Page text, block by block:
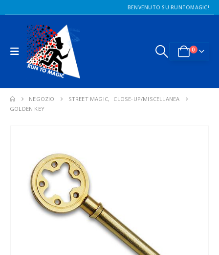
BENVENUTO SU RUNTOMAGIC!
0
NEGOZIO STREET MAGIC,
CLOSE-UP/MISCELLANEA
GOLDEN KEY